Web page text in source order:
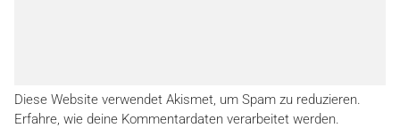
Diese Website verwendet Akismet, um Spam zu reduzieren.
Erfahre, wie deine Kommentardaten verarbeitet werden.